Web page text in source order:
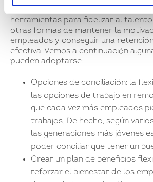
herramientas para fidelizar al
otras formas de mantener la
empleados y conseguir una
efectiva. Vemos a continuación
pueden adoptarse:
Opciones de conciliación: la
las opciones de trabajo en
que cada vez más empleados
trabajos. De hecho, según
las generaciones más jóvenes
poder conciliar que tener un
Crear un plan de beneficios
reforzar el bienestar de los